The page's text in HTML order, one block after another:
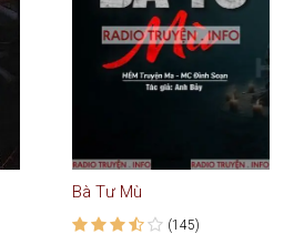
Bà Tư Mù
(145)